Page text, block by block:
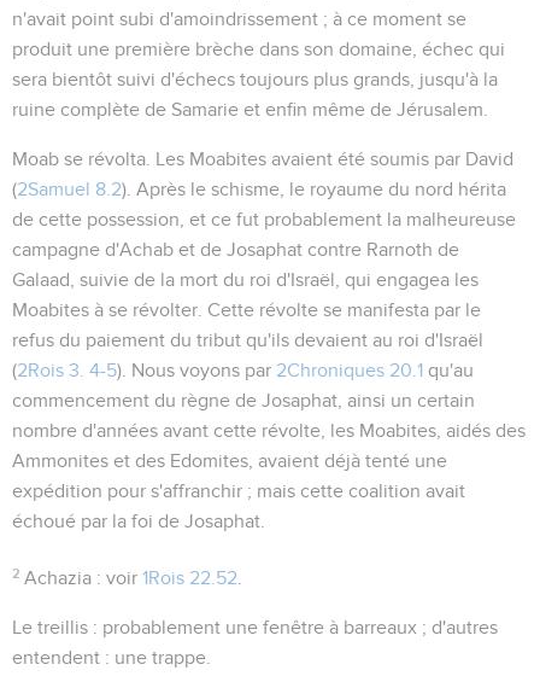
n'avait point subi d'amoindrissement ; à ce moment se
produit une première brèche dans son domaine, échec qui
sera bientôt suivi d'échecs toujours plus grands, jusqu'à la
ruine complète de Samarie et enfin même de Jérusalem.
Moab se révolta . Les Moabites avaient été soumis par David
(2Samuel 8.2). Après le schisme, le royaume du nord hérita
de cette possession, et ce fut probablement la malheureuse
campagne d'Achab et de Josaphat contre Rarnoth de
Galaad, suivie de la mort du roi d'Israël, qui engagea les
Moabites à se révolter. Cette révolte se manifesta par le
refus du paiement du tribut qu'ils devaient au roi d'Israël
(2Rois 3. 4-5). Nous voyons par 2Chroniques 20.1 qu'au
commencement du règne de Josaphat, ainsi un certain
nombre d'années avant cette révolte, les Moabites, aidés des
Ammonites et des Edomites, avaient déjà tenté une
expédition pour s'affranchir ; mais cette coalition avait
échoué par la foi de Josaphat.
2 Achazia : voir1Rois 22.52
Le treillis : probablement une fenêtre à barreaux ; d'autres
entendent : une trappe.